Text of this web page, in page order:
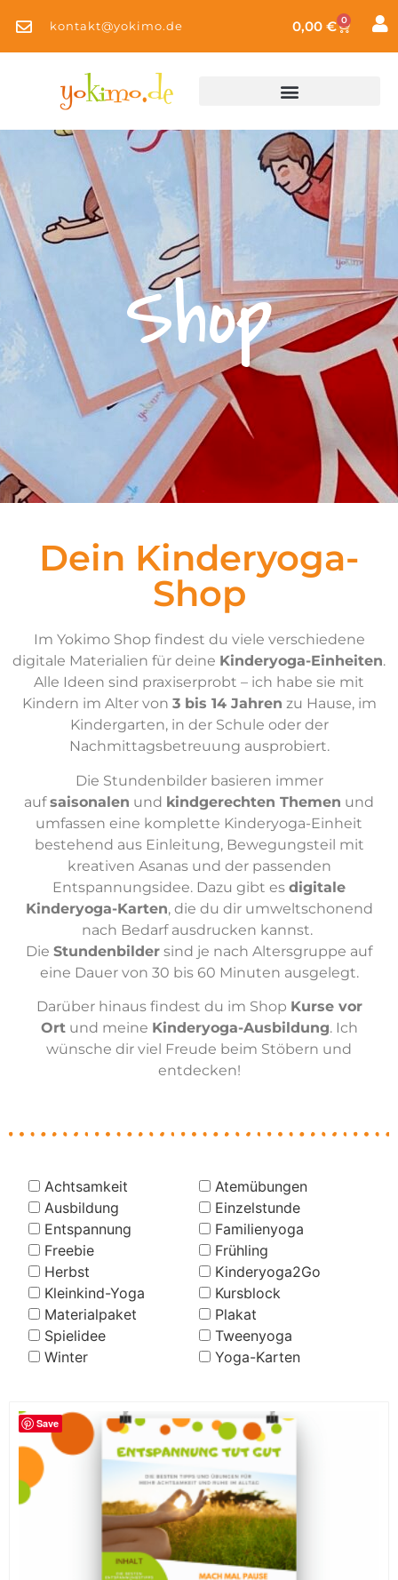
kontakt@yokimo.de 0,00 € 0
Shop
Dein Kinderyoga-
Shop
Im Yokimo Shop findest du viele verschiedene
digitale Materialien für deine Kinderyoga-Einheiten.
Alle Ideen sind praxiserprobt – ich habe sie mit
Kindern im Alter von 3 bis 14 Jahren zu Hause, im
Kindergarten, in der Schule oder der
Nachmittagsbetreuung ausprobiert.
Die Stundenbilder basieren immer
aufsaisonalen und kindgerechten Themen und
umfassen eine komplette Kinderyoga-Einheit
bestehend aus Einleitung, Bewegungsteil mit
kreativen Asanas und der passenden
Entspannungsidee. Dazu gibt es digitale
Kinderyoga-Karten, die du dir umweltschonend
nach Bedarf ausdrucken kannst.
Die Stundenbilder sind je nach Altersgruppe auf
eine Dauer von 30 bis 60 Minuten ausgelegt.
Darüber hinaus findest du im Shop Kurse vor
Ortund meine Kinderyoga-Ausbildung. Ich
wünsche dir viel Freude beim Stöbern und
entdecken!
Achtsamkeit
Atemübungen
Ausbildung
Einzelstunde
Entspannung
Familienyoga
Freebie
Frühling
Herbst
Kinderyoga2Go
Kleinkind-Yoga
Kursblock
Materialpaket
Plakat
Spielidee
Tweenyoga
Winter
Yoga-Karten
Save